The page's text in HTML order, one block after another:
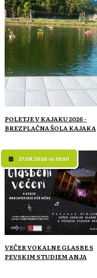
POLETJE V KAJAKU 2026 -
BREZPLAČNA ŠOLA KAJAKA
27.08.2026 ob19:00
VEČER VOKALNE GLASBE S
PEVSKIM STUDIEM ANJA